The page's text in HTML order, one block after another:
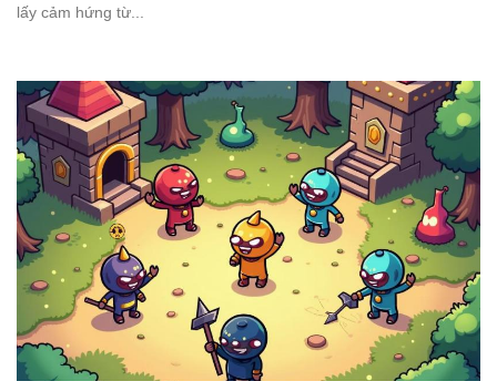
lấy cảm hứng từ...